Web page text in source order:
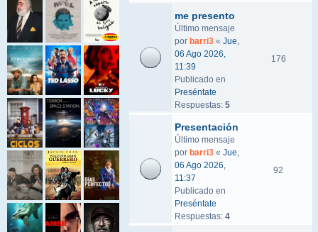
me presento
Último mensaje
por barri3 « Jue,
06 Ago 2026,
11:39
Publicado en
Preséntate
Respuestas: 5
176
Presentación
Último mensaje
por barri3 « Jue,
06 Ago 2026,
11:37
Publicado en
Preséntate
Respuestas: 4
92